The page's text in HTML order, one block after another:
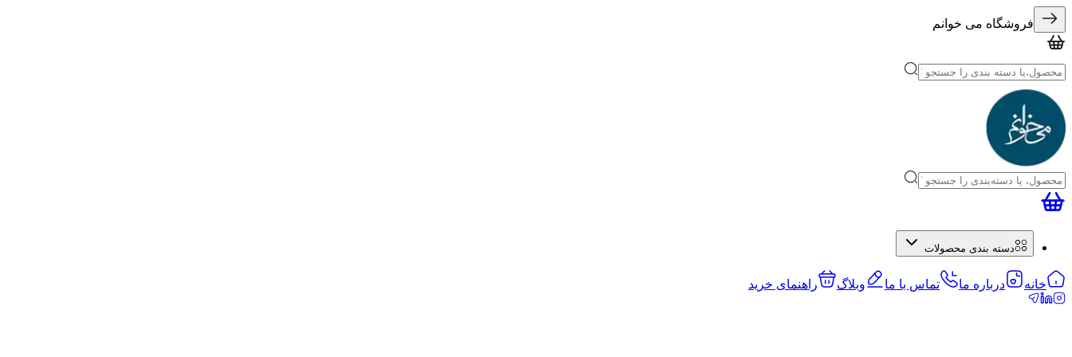
فروشگاه می خوانم
دسته بندی محصولات
خانه درباره ما تماس با ما وبلاگ راهنمای خرید